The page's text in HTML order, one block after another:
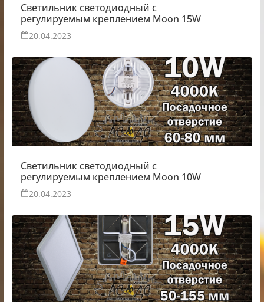
Светильник светодиодный с
регулируемым креплением Moon 15W
20.04.2023
Светильник светодиодный с
регулируемым креплением Moon 10W
20.04.2023